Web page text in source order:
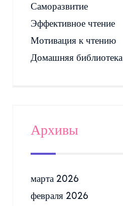
Саморазвитие
Эффективное чтение
Мотивация к чтению
Домашняя библиотека
Архивы
марта 2026
февраля 2026